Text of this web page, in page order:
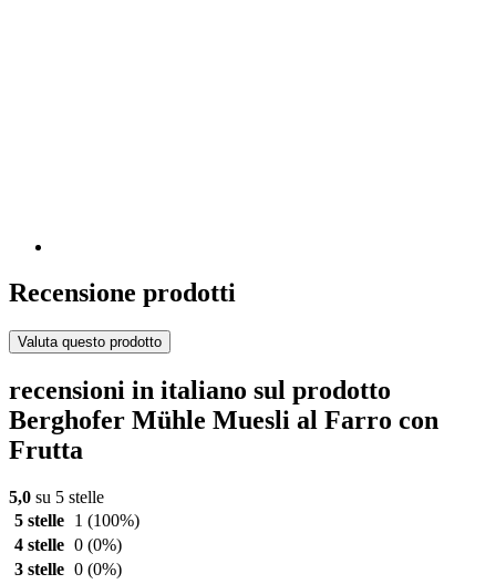
Recensione prodotti
Valuta questo prodotto
recensioni in italiano sul prodotto
Berghofer Mühle Muesli al Farro con
Frutta
5,0 su 5 stelle
5 stelle
1 (100%)
4 stelle 0 (0%)
3 stelle 0 (0%)